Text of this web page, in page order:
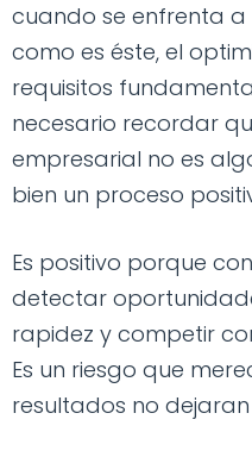
cuando se enfrenta
como es éste, el
requisitos
necesario recordar
empresarial no es
bien un proceso
Es positivo porque
detectar
rapidez y competir
Es un riesgo que
resultados no